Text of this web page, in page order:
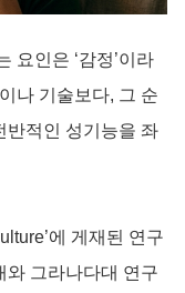
요인은 ‘감정’이라
나 기술보다, 그 순
반적인 성기능을 좌
에 게재된 연구
와 그라나다대 연구